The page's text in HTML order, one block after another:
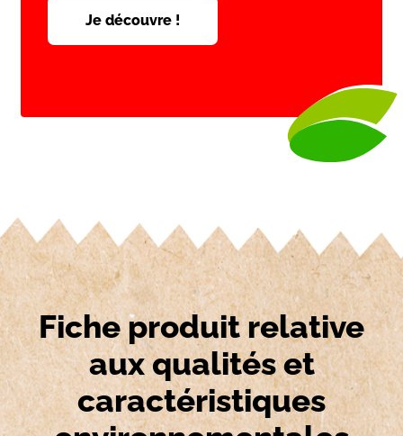
Je découvre !
Fiche produit relative
aux qualités et
caractéristiques